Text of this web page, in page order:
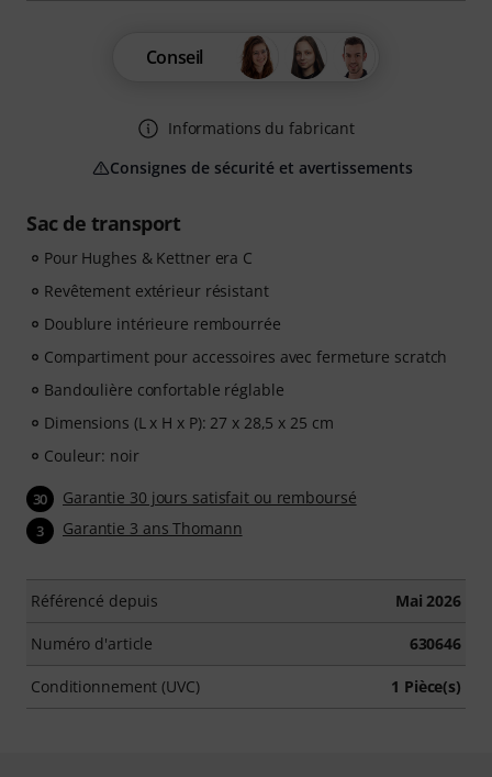
Sac de transport
Pour Hughes & Kettner era C
Revêtement extérieur résistant
Doublure intérieure rembourrée
Compartiment pour accessoires avec fermeture scratch
Bandoulière confortable réglable
Dimensions (L x H x P): 27 x 28,5 x 25 cm
Couleur: noir
30 Garantie 30 jours satisfait ou remboursé
3 Garantie 3 ans Thomann
Référencé depuis Mai 2026
Numéro d'article 630646
Conditionnement (UVC) 1 Pièce(s)
Conseil
Informations du fabricant
Consignes de sécurité et avertissements